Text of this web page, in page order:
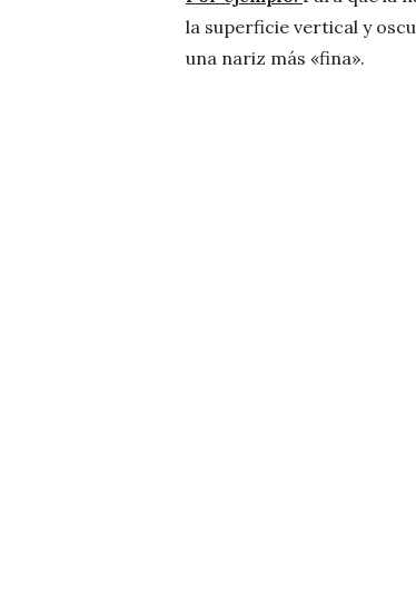
la superficie vertical y
una nariz más «fina».